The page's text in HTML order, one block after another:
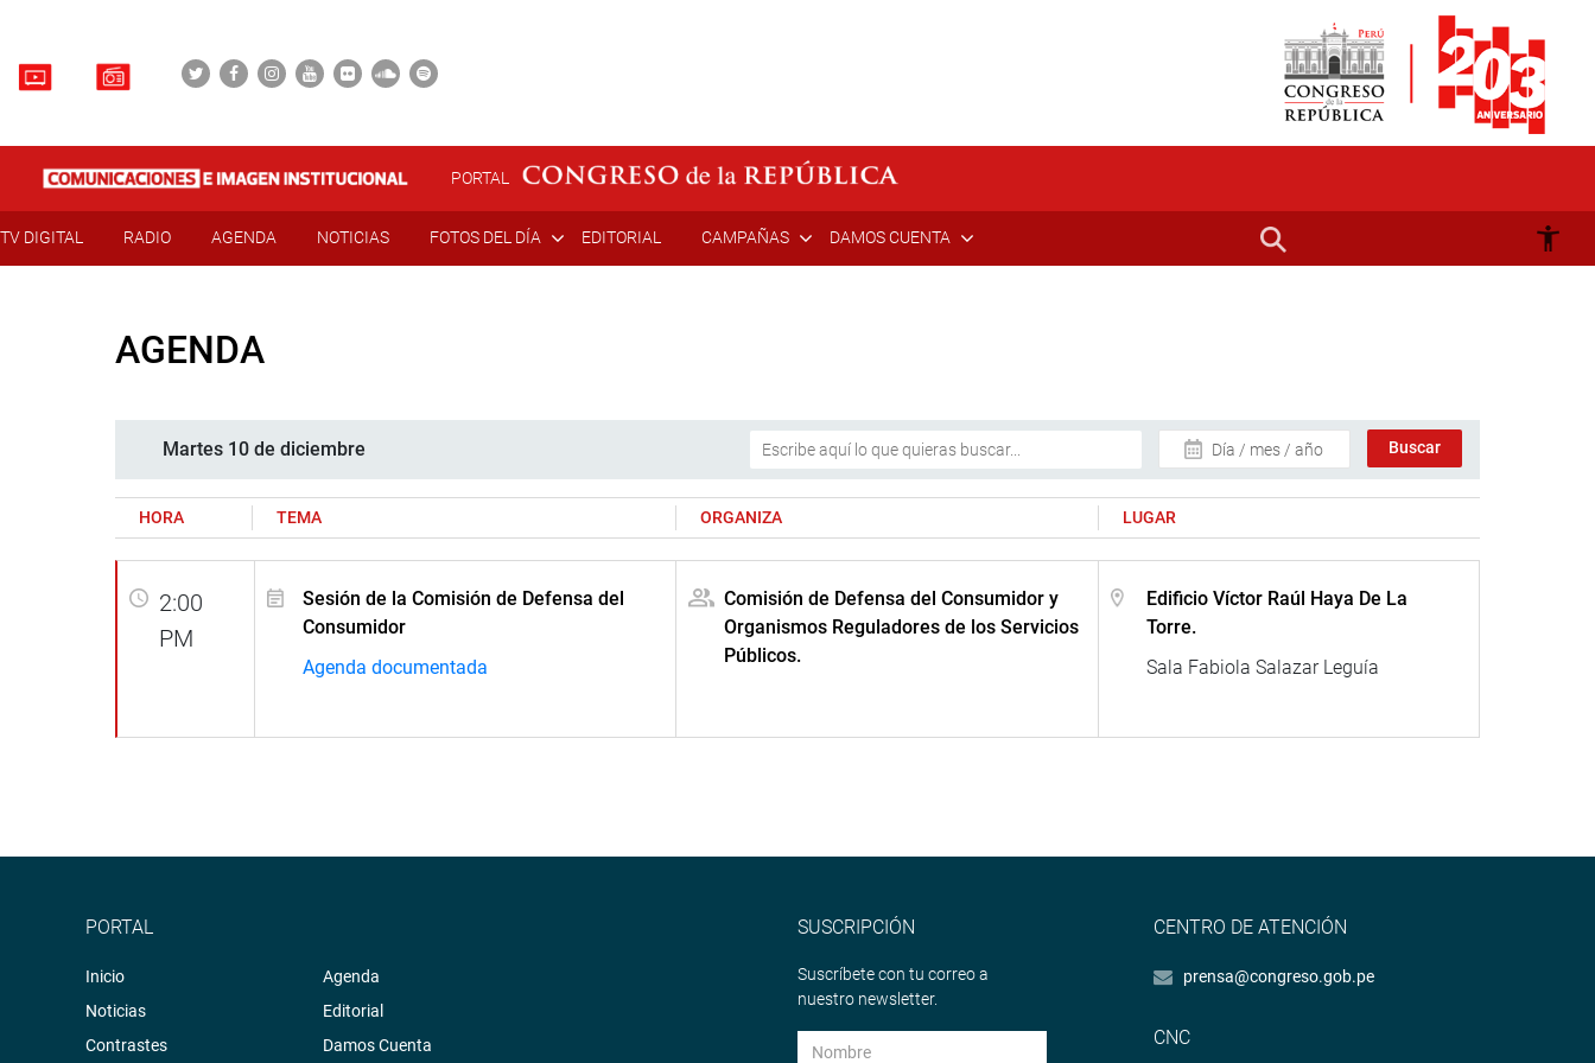
PORTAL
TV DIGITAL RADIO AGENDA NOTICIAS FOTOS DEL DÍA EDITORIAL CAMPAÑAS DAMOS CUENTA
AGENDA
Martes 10 de diciembre Día / mes / año
HORA TEMA ORGANIZA LUGAR
2:00
PM
Sesión de la Comisión de Defensa del
Consumidor
Agenda documentada
Comisión de Defensa del Consumidor y
Organismos Reguladores de los Servicios
Públicos.
Edificio Víctor Raúl Haya De La
Torre.
Sala Fabiola Salazar Leguía
PORTAL
Inicio
Noticias
Contrastes
Agenda
Editorial
Damos Cuenta
SUSCRIPCIÓN
Suscríbete con tu correo a
nuestro newsletter.
CENTRO DE ATENCIÓN
prensa@congreso.gob.pe
CNC